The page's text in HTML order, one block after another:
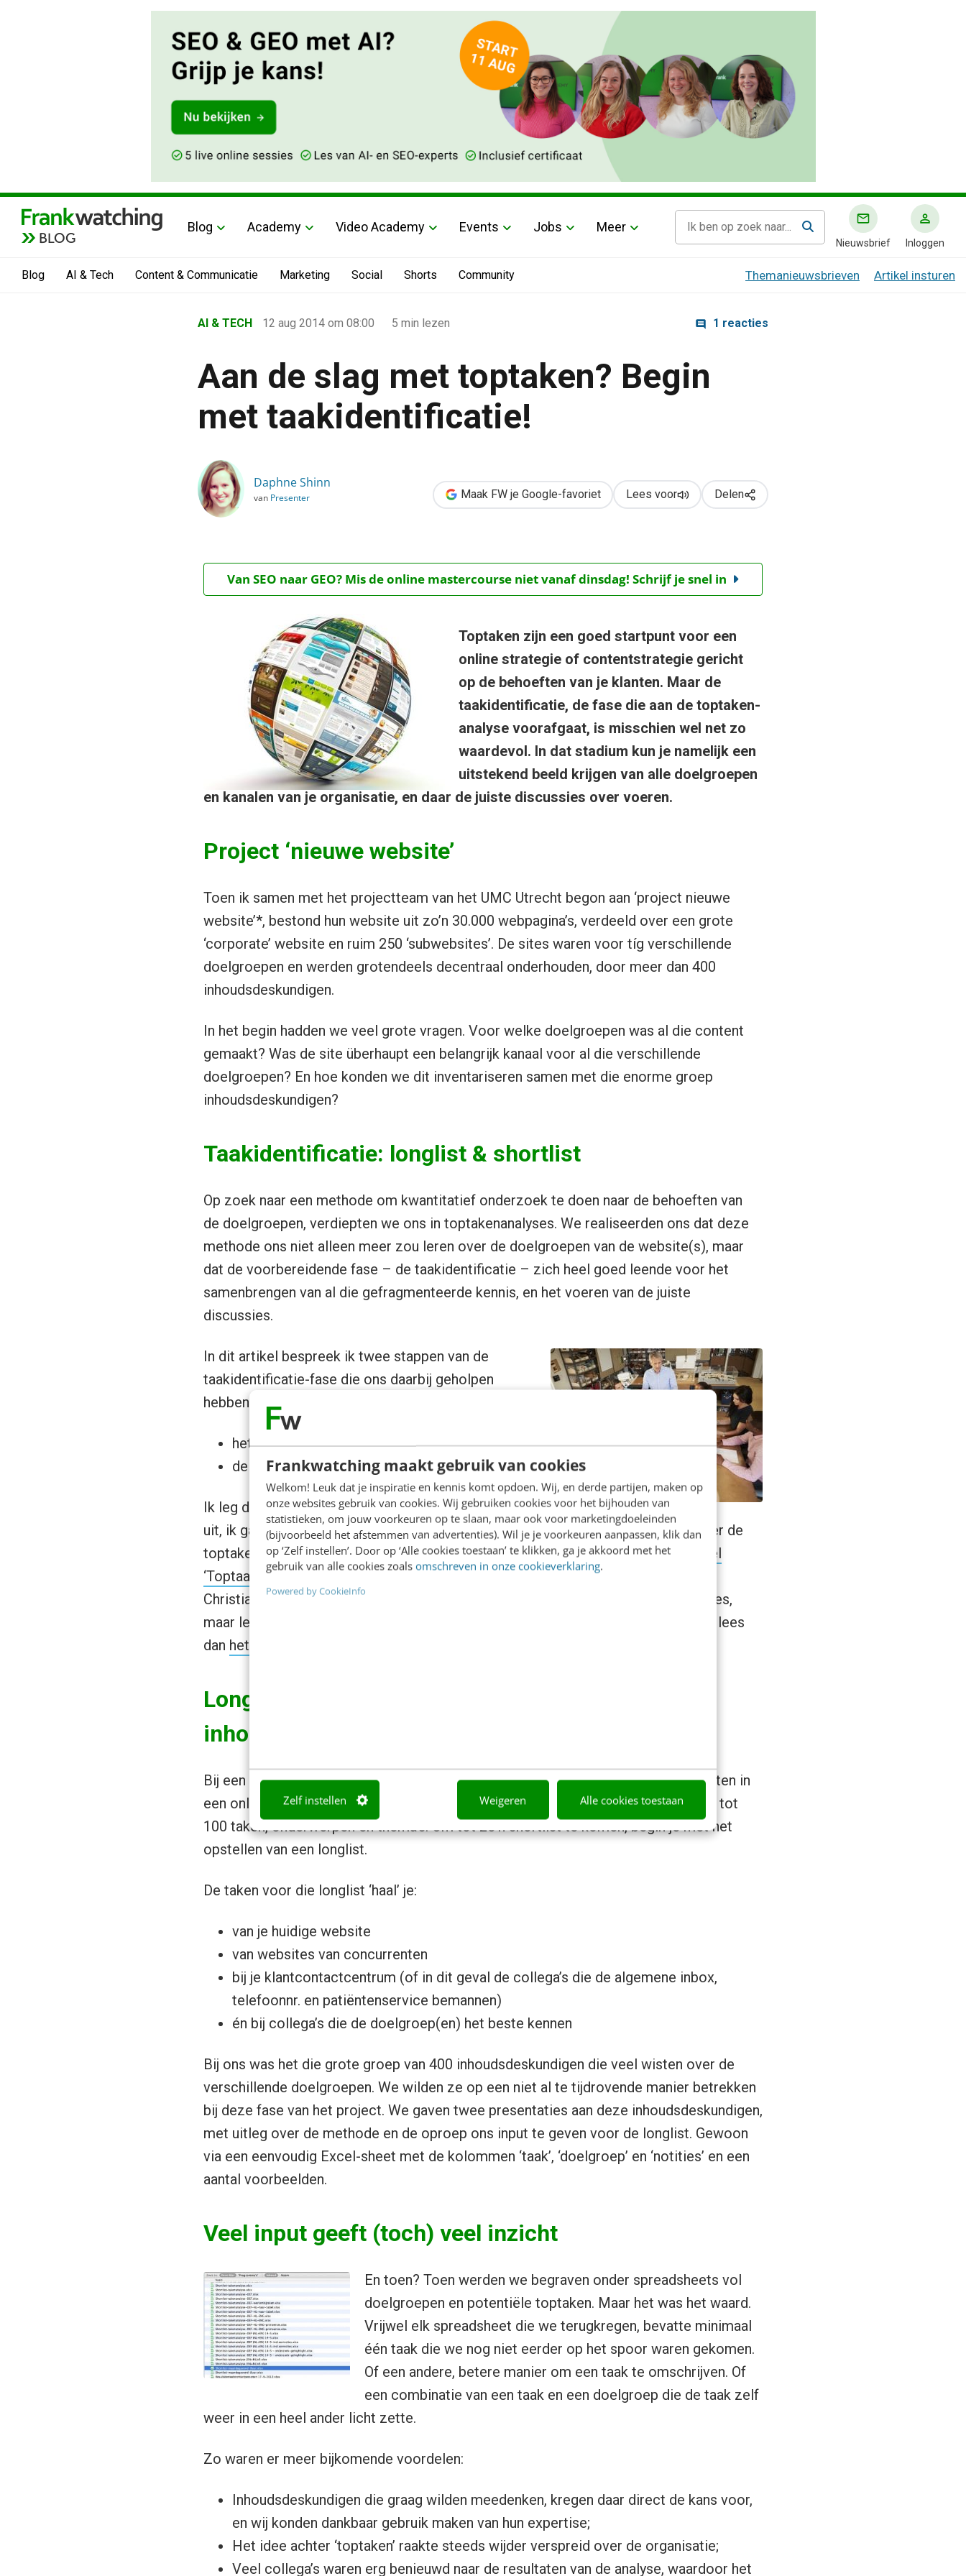
Frankwatching maakt gebruik van cookies
Welkom! Leuk dat je inspiratie en kennis komt opdoen. Wij, en derde partijen, maken op
onze websites gebruik van cookies. Wij gebruiken cookies voor het bijhouden van
statistieken, om jouw voorkeuren op te slaan, maar ook voor marketingdoeleinden
(bijvoorbeeld het afstemmen van advertenties). Wil je je voorkeuren aanpassen, klik dan
op ‘Zelf instellen’. Door op ‘Alle cookies toestaan’ te klikken, ga je akkoord met het
gebruik van alle cookies zoals omschreven in onze cookieverklaring.
Powered by CookieInfo
Zelf instellen Weigeren Alle cookies toestaan
BLOG
Blog Academy Video Academy Events Jobs Meer
Nieuwsbrief Inloggen
Blog AI & Tech Content & Communicatie Marketing Social Shorts Community Themanieuwsbrieven Artikel insturen
›
›
›
AI & TECH 12 aug 2014 om 08:00 5 min lezen 1 reacties
Aan de slag met toptaken? Begin
met taakidentificatie!
Daphne Shinn
van Presenter Maak FW je Google-favoriet Lees voor Delen
Van SEO naar GEO? Mis de online mastercourse niet vanaf dinsdag! Schrijf je snel in
Toptaken zijn een goed startpunt voor een
online strategie of contentstrategie gericht
op de behoeften van je klanten. Maar de
taakidentificatie, de fase die aan de toptaken-
analyse voorafgaat, is misschien wel net zo
waardevol. In dat stadium kun je namelijk een
uitstekend beeld krijgen van alle doelgroepen
en kanalen van je organisatie, en daar de juiste discussies over voeren.
Project ‘nieuwe website’
Toen ik samen met het projectteam van het UMC Utrecht begon aan ‘project nieuwe
website’*, bestond hun website uit zo’n 30.000 webpagina’s, verdeeld over een grote
‘corporate’ website en ruim 250 ‘subwebsites’. De sites waren voor tíg verschillende
doelgroepen en werden grotendeels decentraal onderhouden, door meer dan 400
inhoudsdeskundigen.
In het begin hadden we veel grote vragen. Voor welke doelgroepen was al die content
gemaakt? Was de site überhaupt een belangrijk kanaal voor al die verschillende
doelgroepen? En hoe konden we dit inventariseren samen met die enorme groep
inhoudsdeskundigen?
Taakidentificatie: longlist & shortlist
Op zoek naar een methode om kwantitatief onderzoek te doen naar de behoeften van
de doelgroepen, verdiepten we ons in toptakenanalyses. We realiseerden ons dat deze
methode ons niet alleen meer zou leren over de doelgroepen van de website(s), maar
dat de voorbereidende fase – de taakidentificatie – zich heel goed leende voor het
samenbrengen van al die gefragmenteerde kennis, en het voeren van de juiste
discussies.
In dit artikel bespreek ik twee stappen van de
taakidentificatie-fase die ons daarbij geholpen
hebben:
het opstellen van de longlist
de shortlistingsessie
Ik leg dus niet álle stappen van de toptakenmethode
uit, ik ga niet in op de analyse zelf, of op toptaakmanagement. Als je nog niets over de
toptakenmethode weet, raad ik je aan om hier even te stoppen, en eersthet artikel
‘Toptaakmanagement voor de website van je gemeente: hoe pak je dat aan?’
Christiaan W. Lustig te lezen. Dat artikel is weliswaar toegespitst op gemeentesites,
maar legt het proces goed uit. Wil je je nog verder in toptakenanalyses verdiepen, lees
dan het boek ‘The Stranger’s Long Neck’
Longlist samenstellen: kans om grote groep
inhoudsdeskundigen te betrekken
Bij een toptakenanalyse volgens de methode van Gerry McGovern, vraag je je klanten in
een online enquête de 5 belangrijkste taken te selecteren uit een ‘shortlist’ van 60 tot
100 taken, onderwerpen en thema’s. Om tot zo’n shortlist te komen, begin je met het
opstellen van een longlist.
De taken voor die longlist ‘haal’ je:
van je huidige website
van websites van concurrenten
bij je klantcontactcentrum (of in dit geval de collega’s die de algemene inbox,
telefoonnr. en patiëntenservice bemannen)
én bij collega’s die de doelgroep(en) het beste kennen
Bij ons was het die grote groep van 400 inhoudsdeskundigen die veel wisten over de
verschillende doelgroepen. We wilden ze op een niet al te tijdrovende manier betrekken
bij deze fase van het project. We gaven twee presentaties aan deze inhoudsdeskundigen,
met uitleg over de methode en de oproep ons input te geven voor de longlist. Gewoon
via een eenvoudig Excel-sheet met de kolommen ‘taak’, ‘doelgroep’ en ‘notities’ en een
aantal voorbeelden.
Veel input geeft (toch) veel inzicht
En toen? Toen werden we begraven onder spreadsheets vol
doelgroepen en potentiële toptaken. Maar het was het waard.
Vrijwel elk spreadsheet die we terugkregen, bevatte minimaal
één taak die we nog niet eerder op het spoor waren gekomen.
Of een andere, betere manier om een taak te omschrijven. Of
een combinatie van een taak en een doelgroep die de taak zelf
weer in een heel ander licht zette.
Zo waren er meer bijkomende voordelen:
Inhoudsdeskundigen die graag wilden meedenken, kregen daar direct de kans voor,
en wij konden dankbaar gebruik maken van hun expertise;
Het idee achter ‘toptaken’ raakte steeds wijder verspreid over de organisatie;
Veel collega’s waren erg benieuwd naar de resultaten van de analyse, waardoor het